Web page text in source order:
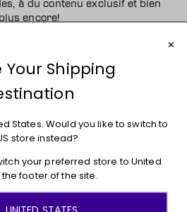
à du contenu exclusif et bien
plus encore!
ci-dessus, vous acceptez que la LPHF
personnelles pour vous envoyer des
de la LPHF. En m'inscrivant, j'accepte
etla politique de confidentialité